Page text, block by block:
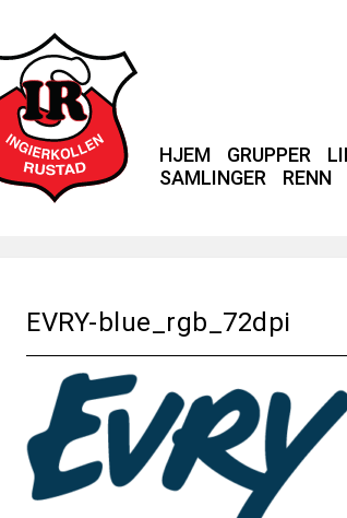
HJEM GRUPPER
SAMLINGER
RENN
EVRY-blue_rgb_72dpi